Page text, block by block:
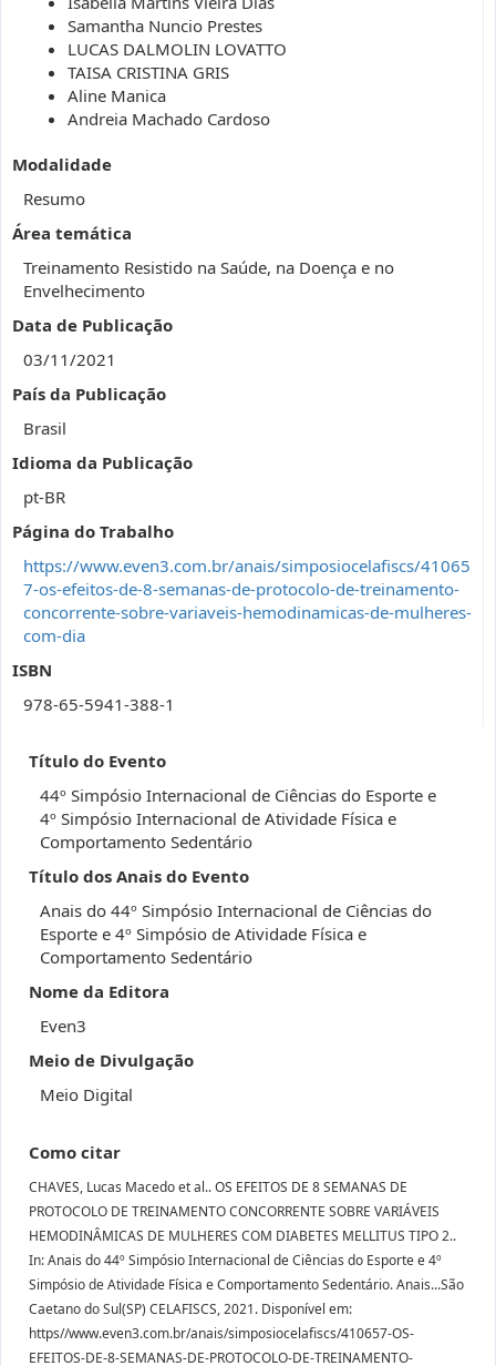
Samantha Nuncio Prestes
LUCAS DALMOLIN LOVATTO
TAISA CRISTINA GRIS
Aline Manica
Andreia Machado Cardoso
Modalidade
Resumo
Área temática
Treinamento Resistido na Saúde, na Doença e no
Envelhecimento
Data de Publicação
03/11/2021
País da Publicação
Brasil
Idioma da Publicação
pt-BR
Página do Trabalho
https://www.even3.com.br/anais/simposiocelafiscs/41065
7-os-efeitos-de-8-semanas-de-protocolo-de-treinamento-
concorrente-sobre-variaveis-hemodinamicas-de-mulheres-
com-dia
ISBN
978-65-5941-388-1
Título do Evento
44º Simpósio Internacional de Ciências do Esporte e
4º Simpósio Internacional de Atividade Física e
Comportamento Sedentário
Título dos Anais do Evento
Anais do 44º Simpósio Internacional de Ciências do
Esporte e 4º Simpósio de Atividade Física e
Comportamento Sedentário
Nome da Editora
Even3
Meio de Divulgação
Meio Digital
Como citar
CHAVES, Lucas Macedo et al.. OS EFEITOS DE 8 SEMANAS DE
PROTOCOLO DE TREINAMENTO CONCORRENTE SOBRE VARIÁVEIS
HEMODINÂMICAS DE MULHERES COM DIABETES MELLITUS TIPO 2..
In: Anais do 44º Simpósio Internacional de Ciências do Esporte e 4º
Simpósio de Atividade Física e Comportamento Sedentário. Anais...São
Caetano do Sul(SP) CELAFISCS, 2021. Disponível em:
https//www.even3.com.br/anais/simposiocelafiscs/410657-OS-
EFEITOS-DE-8-SEMANAS-DE-PROTOCOLO-DE-TREINAMENTO-